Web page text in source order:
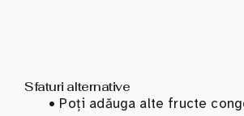
Sfaturi alternative
• Poți adăuga alte fructe